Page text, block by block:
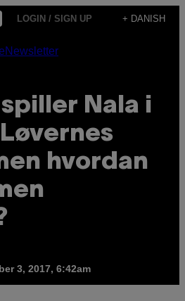
LOGIN / SIGN UP + DANISH
Newsletter
Nala i
hvordan
3, 2017, 6:42am